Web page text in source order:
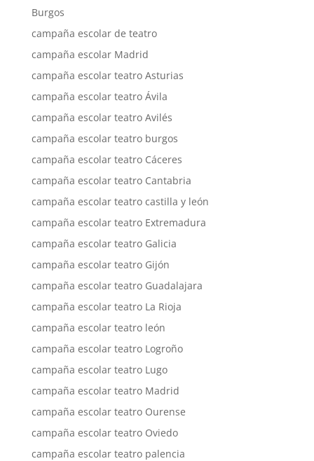
Burgos
campaña escolar de teatro
campaña escolar Madrid
campaña escolar teatro Asturias
campaña escolar teatro Ávila
campaña escolar teatro Avilés
campaña escolar teatro burgos
campaña escolar teatro Cáceres
campaña escolar teatro Cantabria
campaña escolar teatro castilla y león
campaña escolar teatro Extremadura
campaña escolar teatro Galicia
campaña escolar teatro Gijón
campaña escolar teatro Guadalajara
campaña escolar teatro La Rioja
campaña escolar teatro león
campaña escolar teatro Logroño
campaña escolar teatro Lugo
campaña escolar teatro Madrid
campaña escolar teatro Ourense
campaña escolar teatro Oviedo
campaña escolar teatro palencia